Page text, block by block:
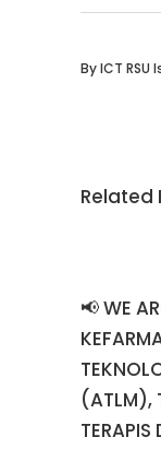
ByICT RSU
Related
📢 WE
(ATLM),
TERAPIS